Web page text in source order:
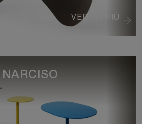
VEDI DI PIÙ
NARCISO